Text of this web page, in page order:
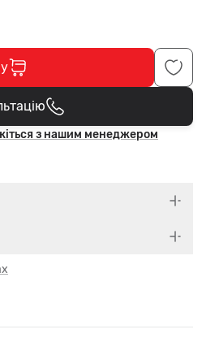
з нашим менеджером